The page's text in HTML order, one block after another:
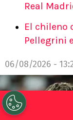
Real
El chileno
Pellegrini
06/08/2026 -